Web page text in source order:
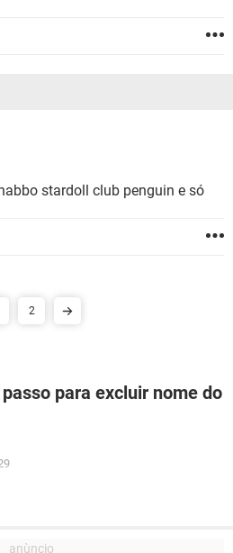
stardoll club penguin e só
2
para excluir nome do